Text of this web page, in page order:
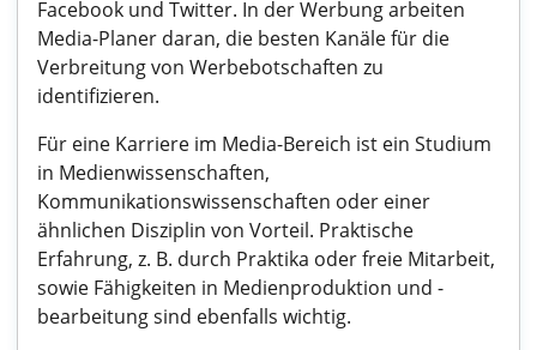
Facebook und Twitter. In der Werbung arbeiten
Media-Planer daran, die besten Kanäle für die
Verbreitung von Werbebotschaften zu
identifizieren.
Für eine Karriere im Media-Bereich ist ein Studium
in Medienwissenschaften,
Kommunikationswissenschaften oder einer
ähnlichen Disziplin von Vorteil. Praktische
Erfahrung, z. B. durch Praktika oder freie Mitarbeit,
sowie Fähigkeiten in Medienproduktion und -
bearbeitung sind ebenfalls wichtig.